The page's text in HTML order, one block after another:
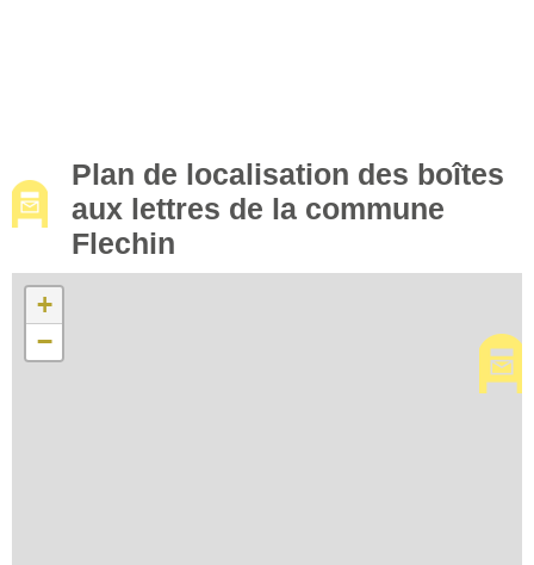
Plan de localisation des boîtes
aux lettres de la commune
Flechin
+
−